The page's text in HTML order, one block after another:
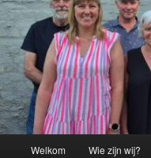
Welkom Wie zijn wij?